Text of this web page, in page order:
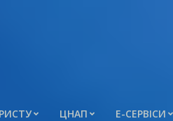
ЦНАП Е-СЕРВІСИ